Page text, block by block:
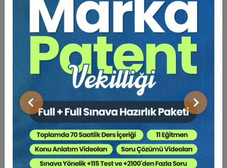
Önceki Sonraki
değiştirilebilir nitelikteki kurallar olan genel şartlara göre
belirlenecektir.
Borcun kapsamının tespitinde idareye geniş yetki tanındığı,
Motorlu taşıt işletilmesi sebebiyle üçüncü kişilerin zarara
uğraması halinde işletenin tazminat sorumluluğunun TBK,
sigorta şirketinin sorumluluğunun ise genel şartlara göre
belirlenmesinin zarar gören üçüncü kişi ve işleten aleyhine
sigorta şirketinin ise lehine menfaat dengesinin bozulmasına
yol açabileceği gibi aksi durumun da söz konusu olabileceği,
TBK’da zarar olarak nitelendirilmeyen hususların genel
şartlarda zarar olarak nitelendirilmesi halinde işletenin
tazminat borcunun kapsamı ile sigorta şirketinin bu borcu